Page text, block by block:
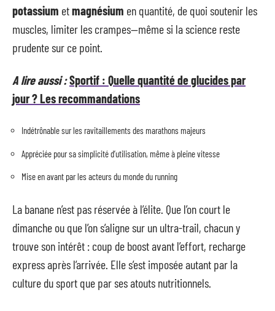
potassium etmagnésium en quantité, de quoi soutenir les
muscles, limiter les crampes—même si la science reste
prudente sur ce point.
A lire aussi :Sportif : Quelle quantité de glucides par
jour ? Les recommandations
Indétrônable sur les ravitaillements des marathons majeurs
Appréciée pour sa simplicité d’utilisation, même à pleine vitesse
Mise en avant par les acteurs du monde du running
La banane n’est pas réservée à l’élite. Que l’on court le
dimanche ou que l’on s’aligne sur un ultra-trail, chacun y
trouve son intérêt : coup de boost avant l’effort, recharge
express après l’arrivée. Elle s’est imposée autant par la
culture du sport que par ses atouts nutritionnels.